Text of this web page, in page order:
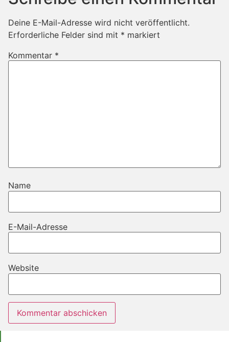
Deine E-Mail-Adresse wird nicht veröffentlicht.
Erforderliche Felder sind mit * markiert
Kommentar *
Name
E-Mail-Adresse
Website